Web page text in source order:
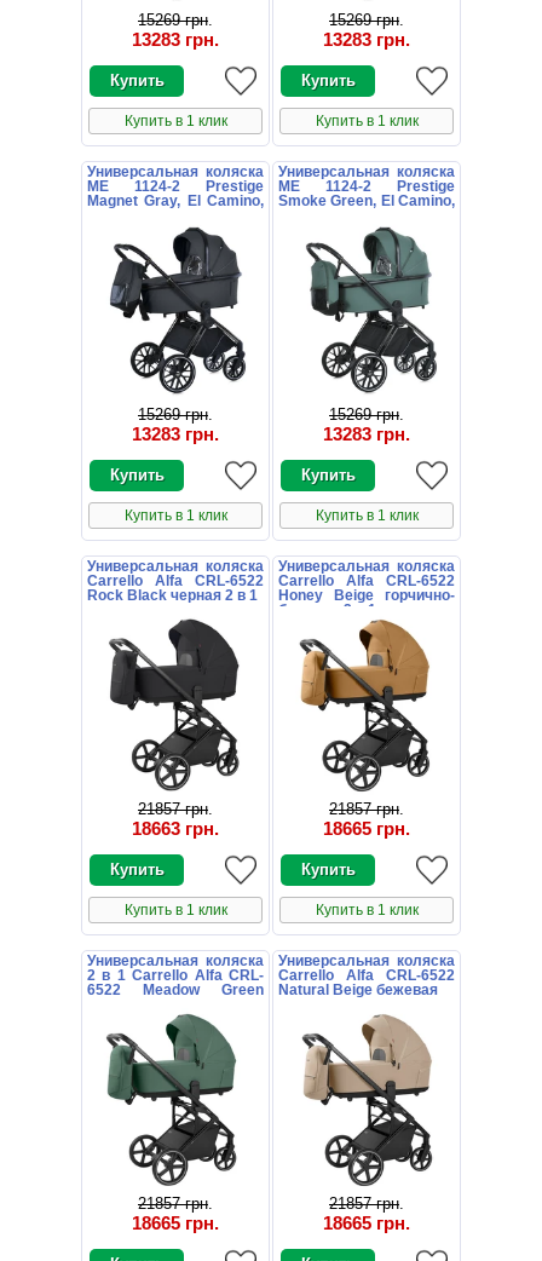
15269 грн.
13283 грн.
Купить в 1 клик
15269 грн.
13283 грн.
Купить в 1 клик
Универсальная коляска
ME 1124-2 Prestige
Magnet Gray, El Camino,
15269 грн.
13283 грн.
Купить в 1 клик
Универсальная коляска
ME 1124-2 Prestige
Smoke Green, El Camino,
15269 грн.
13283 грн.
Купить в 1 клик
Универсальная коляска
Carrello Alfa CRL-6522
Rock Black черная 2 в 1
21857 грн.
18663 грн.
Купить в 1 клик
Универсальная коляска
Carrello Alfa CRL-6522
Honey Beige горчично-
бежевая 2 в 1
21857 грн.
18665 грн.
Купить в 1 клик
Универсальная коляска
2 в 1 Carrello Alfa CRL-
6522 Meadow Green
21857 грн.
18665 грн.
Универсальная коляска
Carrello Alfa CRL-6522
Natural Beige бежевая
21857 грн.
18665 грн.